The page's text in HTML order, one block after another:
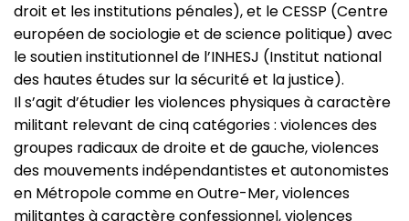
droit et les institutions pénales), et le CESSP (Centre
européen de sociologie et de science politique) avec
le soutien institutionnel de l’INHESJ (Institut national
des hautes études sur la sécurité et la justice).
Il s’agit d’étudier les violences physiques à caractère
militant relevant de cinq catégories : violences des
groupes radicaux de droite et de gauche, violences
des mouvements indépendantistes et autonomistes
en Métropole comme en Outre-Mer, violences
militantes à caractère confessionnel, violences